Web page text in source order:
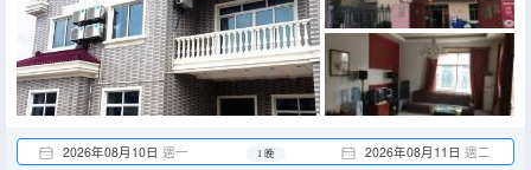
2026年08月10日 週一 2026年08月11日 週二
1 晚